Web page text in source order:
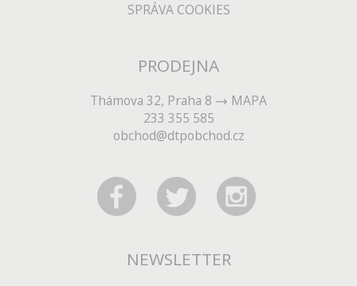
SPRÁVA COOKIES
PRODEJNA
Thámova 32, Praha 8
MAPA
233 355 585
obchod@dtpobchod.cz
NEWSLETTER